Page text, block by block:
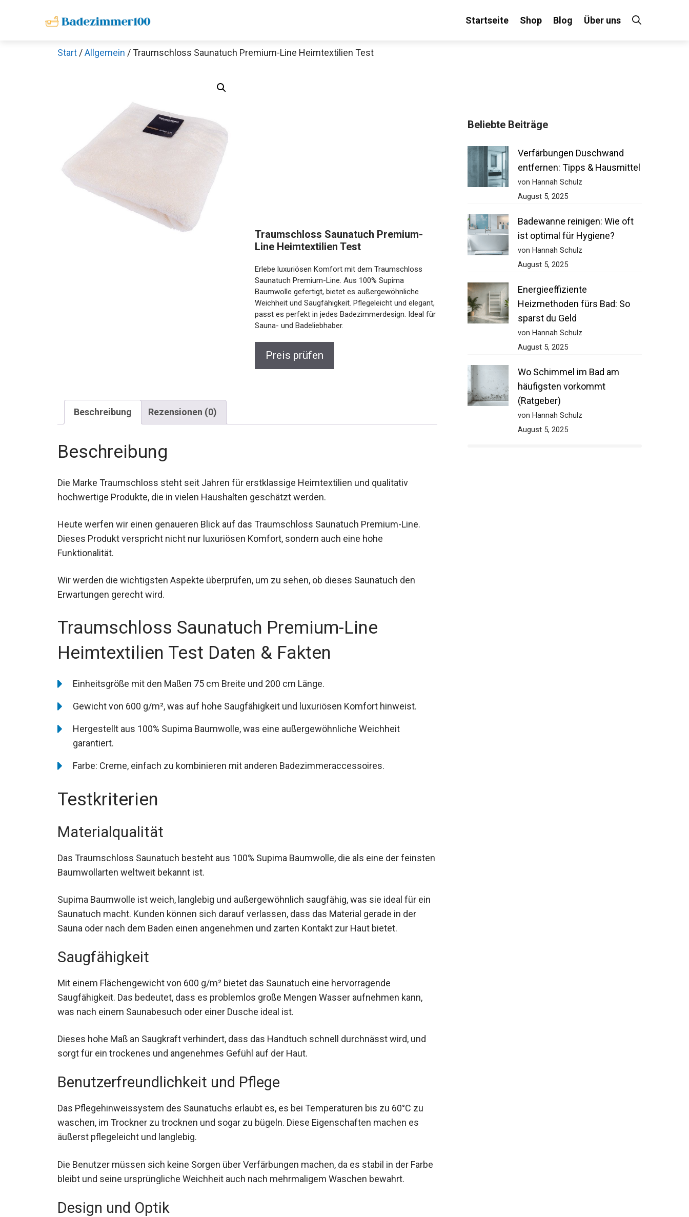
Startseite Shop Blog Über uns
Start /Allgemein / Traumschloss Saunatuch Premium-Line Heimtextilien Test
Traumschloss Saunatuch Premium-
Line Heimtextilien Test
Erlebe luxuriösen Komfort mit dem Traumschloss
Saunatuch Premium-Line. Aus 100% Supima
Baumwolle gefertigt, bietet es außergewöhnliche
Weichheit und Saugfähigkeit. Pflegeleicht und elegant,
passt es perfekt in jedes Badezimmerdesign. Ideal für
Sauna- und Badeliebhaber.
Preis prüfen
Beschreibung Rezensionen (0)
Beschreibung
Die Marke Traumschloss steht seit Jahren für erstklassige Heimtextilien und qualitativ
hochwertige Produkte, die in vielen Haushalten geschätzt werden.
Heute werfen wir einen genaueren Blick auf das Traumschloss Saunatuch Premium-Line.
Dieses Produkt verspricht nicht nur luxuriösen Komfort, sondern auch eine hohe
Funktionalität.
Wir werden die wichtigsten Aspekte überprüfen, um zu sehen, ob dieses Saunatuch den
Erwartungen gerecht wird.
Traumschloss Saunatuch Premium-Line
Heimtextilien Test Daten & Fakten
Einheitsgröße mit den Maßen 75 cm Breite und 200 cm Länge.
Gewicht von 600 g/m², was auf hohe Saugfähigkeit und luxuriösen Komfort hinweist.
Hergestellt aus 100% Supima Baumwolle, was eine außergewöhnliche Weichheit
garantiert.
Farbe: Creme, einfach zu kombinieren mit anderen Badezimmeraccessoires.
Testkriterien
Materialqualität
Das Traumschloss Saunatuch besteht aus 100% Supima Baumwolle, die als eine der feinsten
Baumwollarten weltweit bekannt ist.
Supima Baumwolle ist weich, langlebig und außergewöhnlich saugfähig, was sie ideal für ein
Saunatuch macht. Kunden können sich darauf verlassen, dass das Material gerade in der
Sauna oder nach dem Baden einen angenehmen und zarten Kontakt zur Haut bietet.
Saugfähigkeit
Mit einem Flächengewicht von 600 g/m² bietet das Saunatuch eine hervorragende
Saugfähigkeit. Das bedeutet, dass es problemlos große Mengen Wasser aufnehmen kann,
was nach einem Saunabesuch oder einer Dusche ideal ist.
Dieses hohe Maß an Saugkraft verhindert, dass das Handtuch schnell durchnässt wird, und
sorgt für ein trockenes und angenehmes Gefühl auf der Haut.
Benutzerfreundlichkeit und Pflege
Das Pflegehinweissystem des Saunatuchs erlaubt es, es bei Temperaturen bis zu 60°C zu
waschen, im Trockner zu trocknen und sogar zu bügeln. Diese Eigenschaften machen es
äußerst pflegeleicht und langlebig.
Die Benutzer müssen sich keine Sorgen über Verfärbungen machen, da es stabil in der Farbe
bleibt und seine ursprüngliche Weichheit auch nach mehrmaligem Waschen bewahrt.
Design und Optik
Beliebte Beiträge
Verfärbungen Duschwand
entfernen: Tipps & Hausmittel
von Hannah Schulz
August 5, 2025
Badewanne reinigen: Wie oft
ist optimal für Hygiene?
von Hannah Schulz
August 5, 2025
Energieeffiziente
Heizmethoden fürs Bad: So
sparst du Geld
von Hannah Schulz
August 5, 2025
Wo Schimmel im Bad am
häufigsten vorkommt
(Ratgeber)
von Hannah Schulz
August 5, 2025